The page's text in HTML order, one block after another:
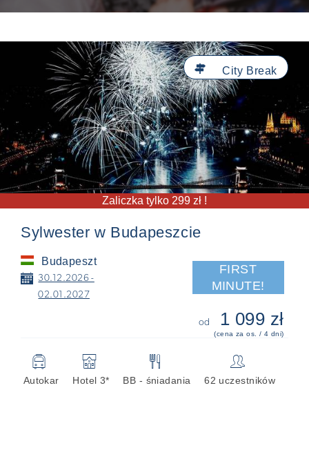
Zaliczka tylko 299 zł !
City Break

Sylwester w Budapeszcie
Budapeszt
📅 30.12.2026 -
02.01.2027
FIRST
MINUTE!
od 1 099 zł
(cena za os. / 4 dni)
🚍
Autokar
🏨
Hotel 3*
🍴
BB - śniadania
👥
62 uczestników